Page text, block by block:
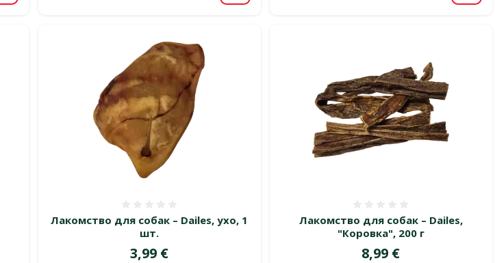
Лакомство для собак – Dailes, ухо, 1
шт.
Цена
3,99 €
Лакомство для собак – Dailes,
"Коровка", 200 г
Цена
8,99 €